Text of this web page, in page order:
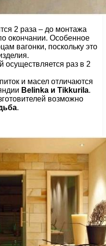
2 раза – до монтажа
окончании. Особенное
вагонки, поскольку это
осуществляется раз в 2
и масел отличаются
Belinka и Tikkurila.
возможно
.